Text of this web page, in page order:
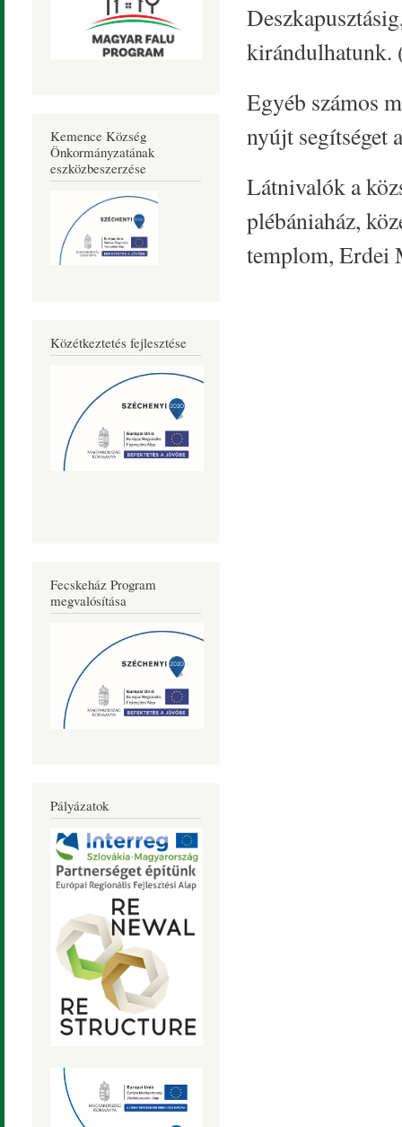
Kemence Község
Önkormányzatának
eszközbeszerzése
Közétkeztetés fejlesztése
Fecskeház Program
megvalósítása
Pályázatok
kirándulhatunk.
Egyéb számos
nyújt segítséget
Látnivalók a
plébániaház,
templom, Erdei